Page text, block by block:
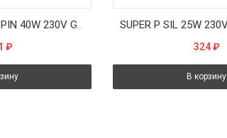
66740 OVEN HALOPIN 40W 230V G9 300°C прозрачная - галог. лампа для печи OSRAM
₽ 324 ₽
В корзину